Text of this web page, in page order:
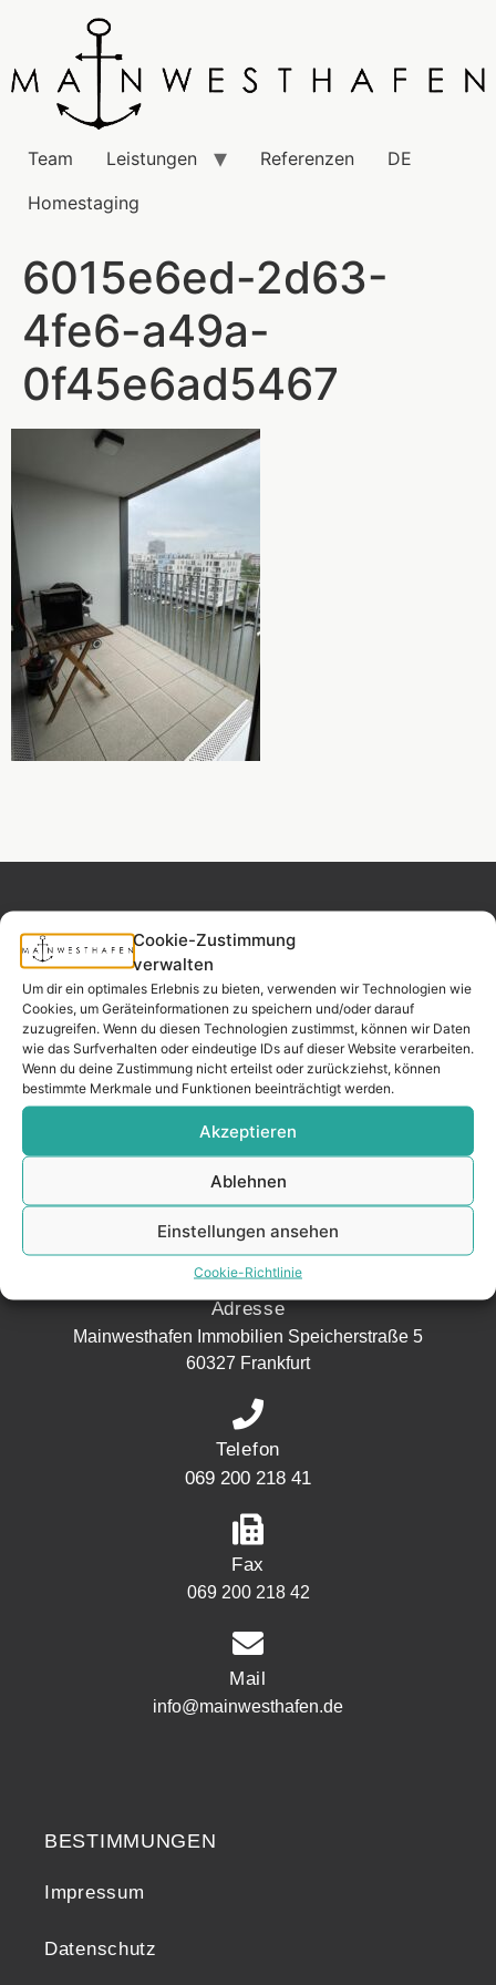
Cookie-Zustimmung
verwalten
Um dir ein optimales Erlebnis zu bieten, verwenden wir Technologien wie
Cookies, um Geräteinformationen zu speichern und/oder darauf
zuzugreifen. Wenn du diesen Technologien zustimmst, können wir Daten
wie das Surfverhalten oder eindeutige IDs auf dieser Website verarbeiten.
Wenn du deine Zustimmung nicht erteilst oder zurückziehst, können
bestimmte Merkmale und Funktionen beeinträchtigt werden.
Akzeptieren
Ablehnen
Einstellungen ansehen
Cookie-Richtlinie
Team Leistungen Referenzen
DE
Homestaging
6015e6ed-2d63-
4fe6-a49a-
0f45e6ad5467
MAINWESTHAFEN
IMMOBILIEN
Ihr Immobilienpartner
aus der
Widerrufsrecht
Adresse
Mainwesthafen Immobilien Speicherstraße 5
60327 Frankfurt
Telefon
069 200 218 41
Fax
069 200 218 42
Mail
info@mainwesthafen.de
BESTIMMUNGEN
Impressum
Datenschutz